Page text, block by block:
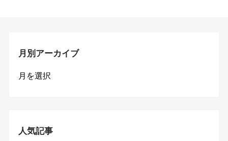
月別アーカイブ
月
イ
人気記事